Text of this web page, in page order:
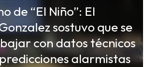
de “El Niño”: El
sostuvo que se
con datos técnicos
alarmistas